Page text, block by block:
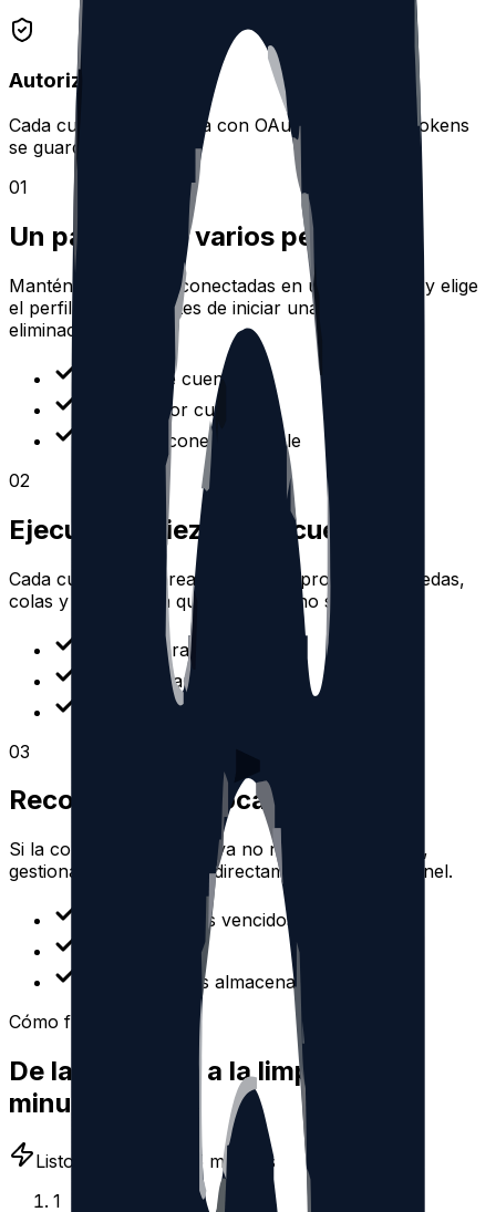
Autorización segura
Cada cuenta se conecta con OAuth oficial y los tokens
se guardan cifrados.
01
Un panel para varios perfiles
Mantén las cuentas conectadas en un solo lugar y elige
el perfil correcto antes de iniciar una búsqueda,
eliminación o tarea.
Selector de cuentas
Limpieza por cuenta
Estado de conexión visible
02
Ejecuta limpiezas por cuenta
Cada cuenta de Threads tiene sus propias búsquedas,
colas y tareas para que el trabajo no se mezcle.
Colas separadas
Tareas separadas
Cuotas separadas
03
Reconecta o revoca el acceso
Si la conexión caduca o ya no necesitas un perfil,
gestiona la autorización directamente desde el panel.
Renueva tokens vencidos
Revoca acceso
Borra los datos almacenados
Cómo funciona
De la conexión a la limpieza en
minutos
Listo en menos de 5 minutos
1